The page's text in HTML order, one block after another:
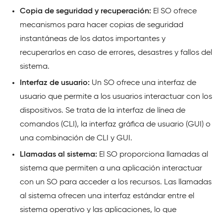
Copia de seguridad y recuperación: El SO ofrece
mecanismos para hacer copias de seguridad
instantáneas de los datos importantes y
recuperarlos en caso de errores, desastres y fallos del
sistema.
Interfaz de usuario: Un SO ofrece una interfaz de
usuario que permite a los usuarios interactuar con los
dispositivos. Se trata de la interfaz de línea de
comandos (CLI), la interfaz gráfica de usuario (GUI) o
una combinación de CLI y GUI.
Llamadas al sistema: El SO proporciona llamadas al
sistema que permiten a una aplicación interactuar
con un SO para acceder a los recursos. Las llamadas
al sistema ofrecen una interfaz estándar entre el
sistema operativo y las aplicaciones, lo que